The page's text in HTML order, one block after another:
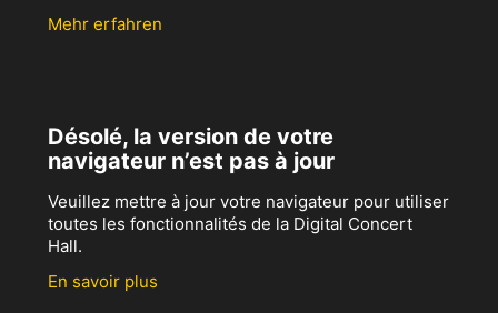
Mehr erfahren
Désolé, la version de votre
navigateur n’est pas à jour
Veuillez mettre à jour votre navigateur pour utiliser
toutes les fonctionnalités de la Digital Concert
Hall.
En savoir plus